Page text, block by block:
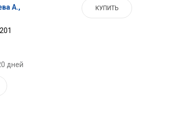
А.,
дней
КУПИТЬ